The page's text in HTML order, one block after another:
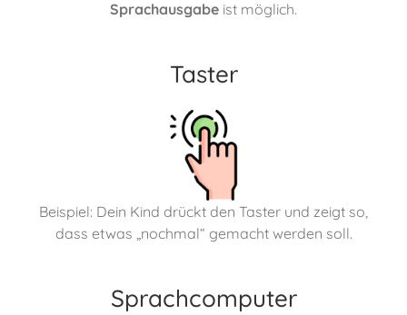
Sprachausgabe ist möglich.
Taster
Beispiel: Dein Kind drückt den Taster und zeigt so,
dass etwas „nochmal“ gemacht werden soll.
Sprachcomputer